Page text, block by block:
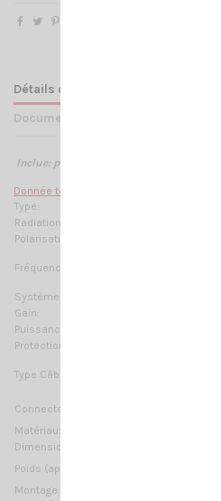
Détails du produit
Documents joints
Inclue: patte de fixation
Donnée technique :
Type:
Radiation:
Polarisation:
Fréquences:
Système:
Gain:
Puissance Max:
Protection:
Type Câble:
Connecteur:
Matériaux
Dimensions (approx):
Poids (approx):
Montage